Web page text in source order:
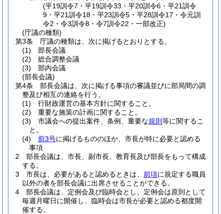
(平19訓令7・平19訓令33・平20訓令6・平21訓令
9・平21訓令18・平23訓令5・平28訓令17・令元訓
令2・令3訓令8・令7訓令22・一部改正)
(庁議の種類)
第3条
庁議の種類は、次に掲げるとおりとする。
(1)
部長会議
(2)
総合調整会議
(3)
部内会議
(部長会議)
第4条
部長会議は、次に掲げる事項の審議並びに部局間の調
整及び相互の連絡を行う。
(1)
行財政運営の基本方針に関すること。
(2)
重要な施策の計画に関すること。
(3)
市議会への提出案件、条例、重要な規則 等に関するこ
と。
(4)
前3号に掲げるもののほか、市長が特に必要と認める
事項
2
部長会議は、市長、副市長、教育長及び部長をもって構成
する。
3
市長は、必要があると認めるときは、 前項に規定する職員
以外の者を部長会議に出席させることができる。
4
部長会議は、定例会及び臨時会とし、定例会は原則として
毎週月曜日に開催し、臨時会は市長が必要と認める都度開
催する。